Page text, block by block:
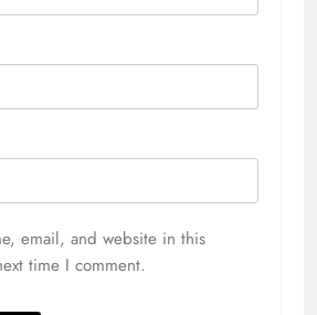
email, and website in this
time I comment.